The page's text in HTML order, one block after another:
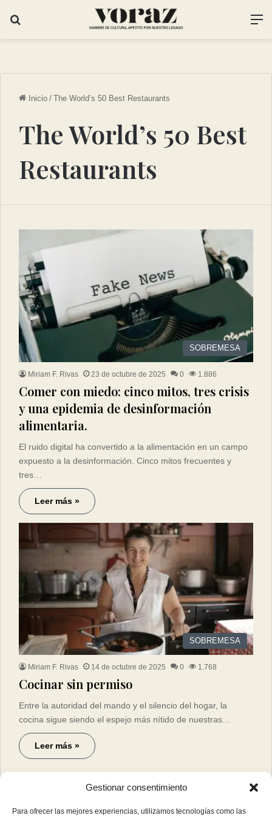
Gestionar consentimiento
Para ofrecer las mejores experiencias, utilizamos tecnologías como las
Inicio / The World’s 50 Best Restaurants
The World’s 50 Best
Restaurants
SOBREMESA
Miriam F. Rivas 23 de octubre de 2025 0 1.886
Comer con miedo: cinco mitos, tres crisis
y una epidemia de desinformación
alimentaria.
El ruido digital ha convertido a la alimentación en un campo
expuesto a la desinformación. Cinco mitos frecuentes y
tres…
Leer más »
SOBREMESA
Miriam F. Rivas 14 de octubre de 2025 0 1.768
Cocinar sin permiso
Entre la autoridad del mando y el silencio del hogar, la
cocina sigue siendo el espejo más nítido de nuestras…
Leer más »